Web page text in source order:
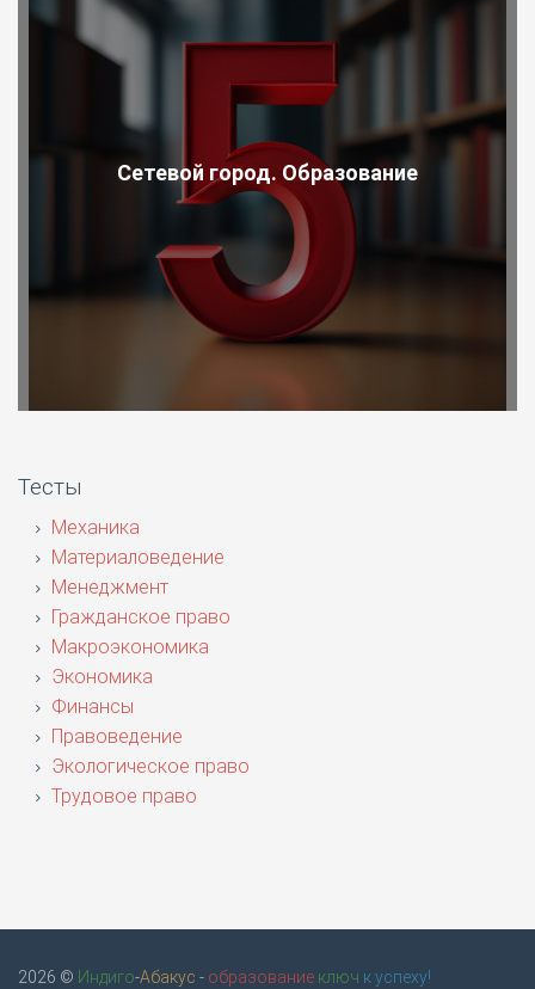
Сетевой город. Образование
Тесты
Механика
Материаловедение
Менеджмент
Гражданское право
Макроэкономика
Экономика
Финансы
Правоведение
Экологическое право
Трудовое право
2026 © Индиго-Абакус - образование ключ к успеху!